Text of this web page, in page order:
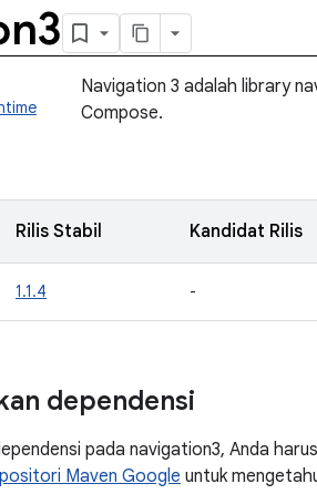
Navigation 3 adalah library
Compose.
Rilis Stabil Kandidat Rilis
1.1.4 -
dependensi
pada navigation3, Anda
Maven Google untuk